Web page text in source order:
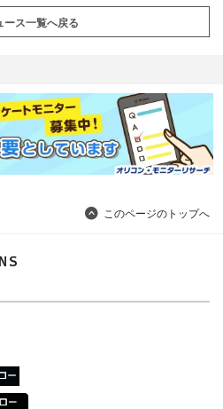
ース一覧へ戻る
このページのトップへ